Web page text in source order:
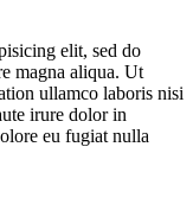
elit, sed do
magna aliqua. Ut
ullamco laboris nisi
irure dolor in
eu fugiat nulla